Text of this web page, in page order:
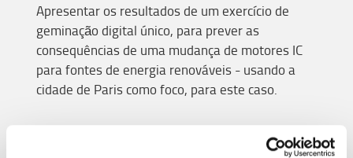
Apresentar os resultados de um exercício de
geminação digital único, para prever as
consequências de uma mudança de motores IC
para fontes de energia renováveis - usando a
cidade de Paris como foco, paraeste caso.